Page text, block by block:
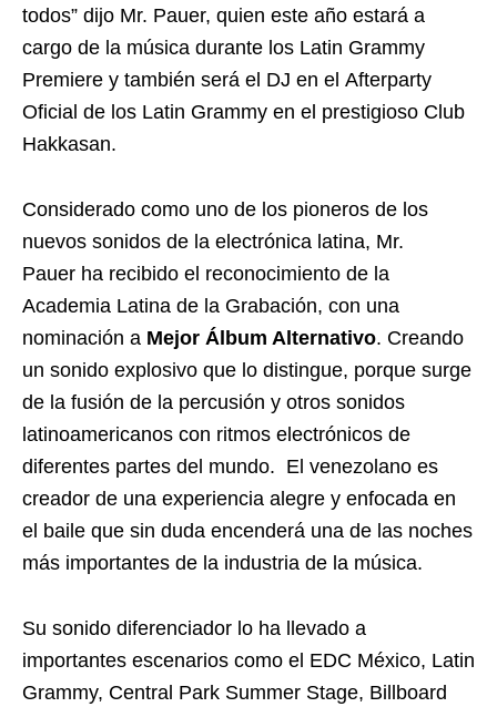
todos” dijo Mr. Pauer, quien este año estará a
cargo de la música durante los Latin Grammy
Premiere y también será el DJ en el Afterparty
Oficial de los Latin Grammy en el prestigioso Club
Hakkasan.
Considerado como uno de los pioneros de los
nuevos sonidos de la electrónica latina, Mr.
Pauer ha recibido el reconocimiento de la
Academia Latina de la Grabación, con una
nominación a Mejor Álbum Alternativo. Creando
un sonido explosivo que lo distingue, porque surge
de la fusión de la percusión y otros sonidos
latinoamericanos con ritmos electrónicos de
diferentes partes del mundo. El venezolano es
creador de una experiencia alegre y enfocada en
el baile que sin duda encenderá una de las noches
más importantes de la industria de la música.
Su sonido diferenciador lo ha llevado a
importantes escenarios como el EDC México, Latin
Grammy, Central Park Summer Stage, Billboard